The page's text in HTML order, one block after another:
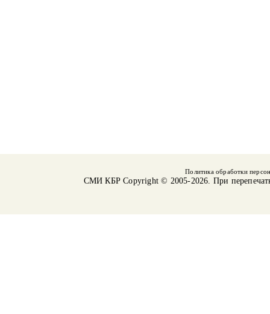
Политика обработки
СМИ КБРCopyright © 2005-2026. При